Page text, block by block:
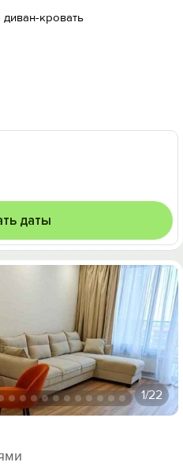
диван-кровать
даты
1/22